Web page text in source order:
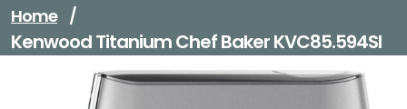
Home /
Kenwood Titanium Chef Baker KVC85.594SI